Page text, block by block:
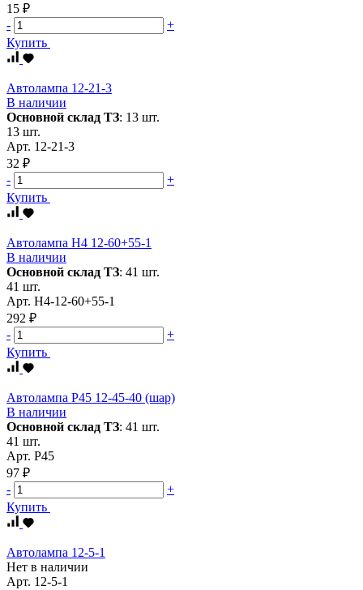
15 ₽
-
+
Купить
Автолампа 12-21-3
В наличии
Основной склад ТЗ: 13 шт.
13 шт.
Арт. 12-21-3
32 ₽
-
+
Купить
Автолампа Н4 12-60+55-1
В наличии
Основной склад ТЗ: 41 шт.
41 шт.
Арт. Н4-12-60+55-1
292 ₽
-
+
Купить
Автолампа Р45 12-45-40 (шар)
В наличии
Основной склад ТЗ: 41 шт.
41 шт.
Арт. Р45
97 ₽
-
+
Купить
Автолампа 12-5-1
Нет в наличии
Арт. 12-5-1